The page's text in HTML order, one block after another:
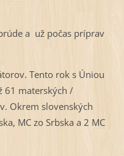
a už počas príprav
Tento rok s Úniou
61 materských /
Okrem slovenských
MC zo Srbska a 2 MC